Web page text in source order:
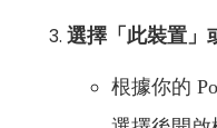
選擇「此裝置」
根據你的